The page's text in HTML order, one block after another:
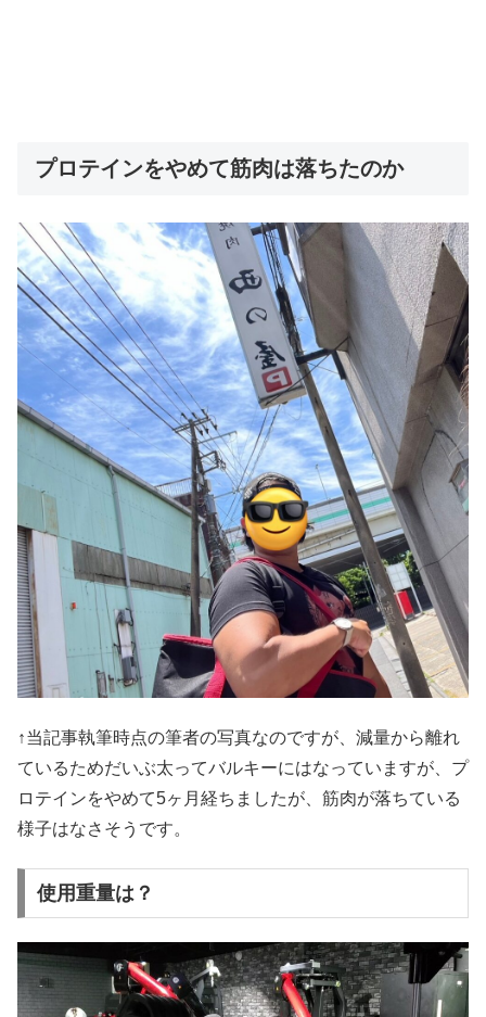
プロテインをやめて筋肉は落ちたのか
↑当記事執筆時点の筆者の写真なのですが、減量から離れ
ているためだいぶ太ってバルキーにはなっていますが、プ
ロテインをやめて5ヶ月経ちましたが、筋肉が落ちている
様子はなさそうです。
使用重量は？